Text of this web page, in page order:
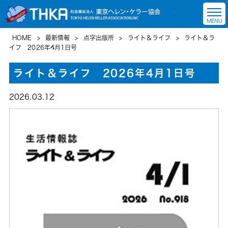
HOME > 最新情報 > 点字出版所 > ライト＆ライフ >
ライト＆ラ
イフ 2026年4月1日号
ライト＆ライフ 2026年4月1日号
2026.03.12